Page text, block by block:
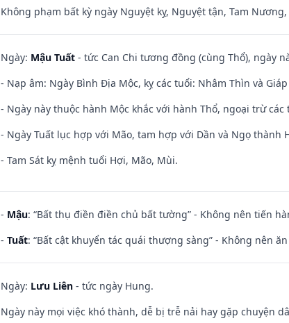
Không phạm bất kỳ ngày Nguyệt kỵ, Nguyệt tận, Tam
Ngày: Mậu Tuất - tức Can Chi tương đồng (cùng Thổ), ngày
- Nạp âm: Ngày Bình Địa Mộc, kỵ các tuổi: Nhâm Thìn và
- Ngày này thuộc hành Mộc khắc với hành Thổ, ngoại trừ
- Ngày Tuất lục hợp với Mão, tam hợp với Dần và Ngọ
- Tam Sát kỵ mệnh tuổi Hợi, Mão, Mùi.
- Mậu: “Bất thụ điền điền chủ bất tường” - Không nên tiến
- Tuất: “Bất cật khuyển tác quái thượng sàng” - Không nên
Ngày: Lưu Liên - tức ngày Hung.
Ngày này mọi việc khó thành, dễ bị trễ nải hay gặp chuyện